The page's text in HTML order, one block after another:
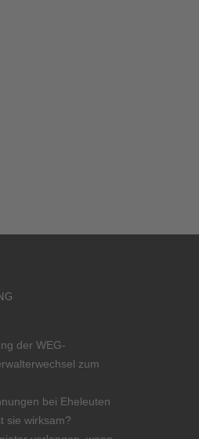
der WEG-
zum
bei Eheleuten
sie wirksam?